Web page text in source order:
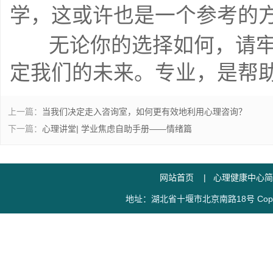
学，这或许也是一个参考的
定我们的未来。专业，是帮
上一篇：
当我们决定走入咨询室，如何更有效地利用心理咨询？
下一篇： 心理讲堂| 学业焦虑自助手册——情绪篇
网站首页 | 心理健康中心
地址：湖北省十堰市北京南路18号